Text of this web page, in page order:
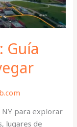
Guía
NY para explorar
lugares de